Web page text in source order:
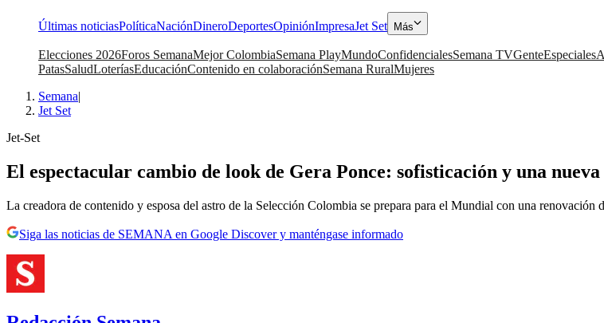
Últimas noticiasPolíticaNaciónDineroDeportesOpiniónImpresaJet Set Más
Elecciones 2026Foros SemanaMejor ColombiaSemana PlayMundoConfidencialesSemana TVGenteEspeciales
PatasSaludLoteríasEducaciónContenido en colaboraciónSemana RuralMujeres
Semana|
Jet Set
Jet-Set
El espectacular cambio de look de Gera Ponce: sofisticación y una
La creadora de contenido y esposa del astro de la Selección Colombia se prepara para el Mundial con una renovación
Siga las noticias de SEMANA en Google Discover y manténgase informado